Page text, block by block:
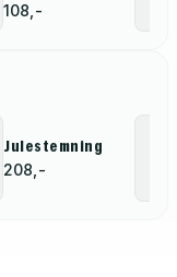
108,-
Julestemning
208,-